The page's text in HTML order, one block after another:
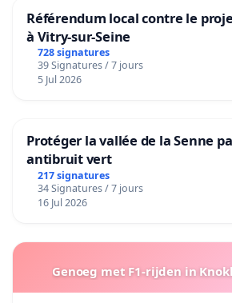
Référendum local contre le
à Vitry-sur-Seine
728 signatures
39 Signatures / 7 jours
5 Jul 2026
Protéger la vallée de la Senne
antibruit vert
217 signatures
34 Signatures / 7 jours
16 Jul 2026
Genoeg met F1-rijden in